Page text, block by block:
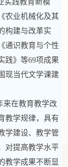
实践教育新模
农业机械化及其
构建与改革实
通识教育与个性
》等69项成果
现当代文学课建
来在教育教学改
教学规律，具有
学建设、教学管
对提高教学水平
教学成果不断显